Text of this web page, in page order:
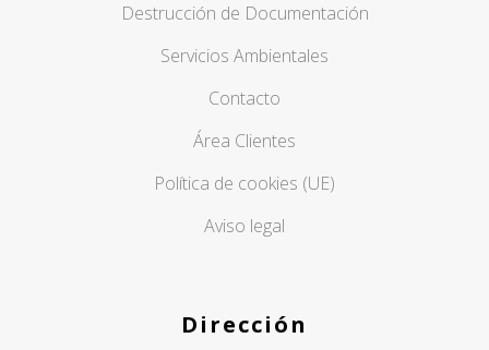
Destrucción de Documentación
Servicios Ambientales
Contacto
Área Clientes
Política de cookies (UE)
Aviso legal
Dirección